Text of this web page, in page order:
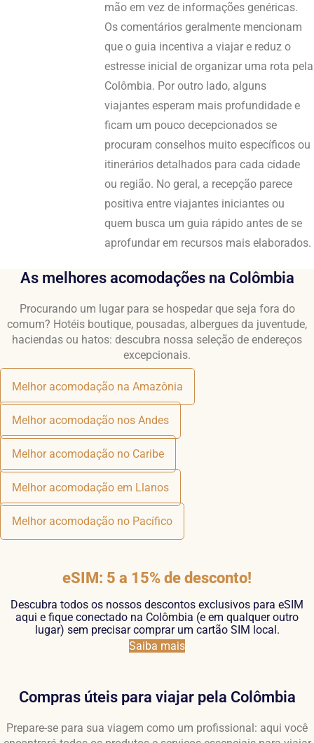
mão em vez de informações genéricas.
Os comentários geralmente mencionam
que o guia incentiva a viajar e reduz o
estresse inicial de organizar uma rota pela
Colômbia. Por outro lado, alguns
viajantes esperam mais profundidade e
ficam um pouco decepcionados se
procuram conselhos muito específicos ou
itinerários detalhados para cada cidade
ou região. No geral, a recepção parece
positiva entre viajantes iniciantes ou
quem busca um guia rápido antes de se
aprofundar em recursos mais elaborados.
As melhores acomodações na Colômbia
Procurando um lugar para se hospedar que seja fora do
comum? Hotéis boutique, pousadas, albergues da juventude,
haciendas ou hatos: descubra nossa seleção de endereços
excepcionais.
Melhor acomodação na Amazônia
Melhor acomodação nos Andes
Melhor acomodação no Caribe
Melhor acomodação em Llanos
Melhor acomodação no Pacífico
eSIM: 5 a 15% de desconto!
Descubra todos os nossos descontos exclusivos para eSIM
aqui e fique conectado na Colômbia (e em qualquer outro
lugar) sem precisar comprar um cartão SIM local.
Saiba mais
Compras úteis para viajar pela Colômbia
Prepare-se para sua viagem como um profissional: aqui você